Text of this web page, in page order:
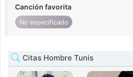
Canción favorita
No especificado
Citas Hombre Tunis